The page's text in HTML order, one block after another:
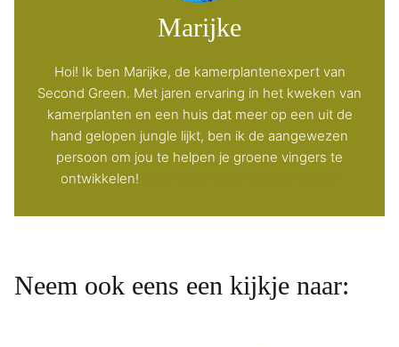
Marijke
Hoi! Ik ben Marijke, de kamerplantenexpert van
Second Green. Met jaren ervaring in het kweken van
kamerplanten en een huis dat meer op een uit de
hand gelopen jungle lijkt, ben ik de aangewezen
persoon om jou te helpen je groene vingers te
ontwikkelen!
Neem ook eens een kijkje naar: